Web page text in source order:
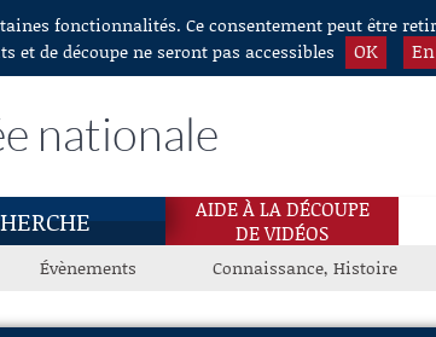
fonctionnalités. Ce consentement peut être
et de découpe ne seront pas accessibles
OK
nationale
AIDE À LA DÉCOUPE
DE VIDÉOS
Évènements Connaissance, Histoire